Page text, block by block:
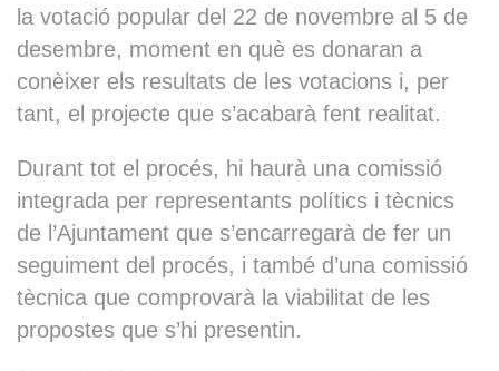
Sessió plenària
extraodinària de
l’Ajuntament de les Borges
Blanques del 29 de
desembre del 2025
Sessió plenària ordinària
de l’Ajuntament de les
Borges Blanques del 29 de
gener del 2026
la votació popular del 22 de novembre al 5 de
desembre, moment en què es donaran a
conèixer els resultats de les votacions i, per
tant, el projecte que s’acabarà fent realitat.
Durant tot el procés, hi haurà una comissió
integrada per representants polítics i tècnics
de l’Ajuntament que s’encarregarà de fer un
seguiment del procés, i també d’una comissió
tècnica que comprovarà la viabilitat de les
propostes que s’hi presentin.